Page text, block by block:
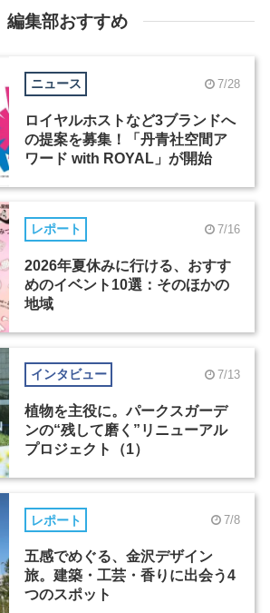
編集部おすすめ
ニュース 7/28
ロイヤルホストなど3ブランドへ
の提案を募集！「丹青社空間ア
ワード with ROYAL」が開始
レポート 7/16
2026年夏休みに行ける、おすす
めのイベント10選：そのほかの
地域
インタビュー 7/13
植物を主役に。パークスガーデ
ンの“残して磨く”リニューアル
プロジェクト（1）
レポート 7/8
五感でめぐる、金沢デザイン
旅。建築・工芸・香りに出会う4
つのスポット